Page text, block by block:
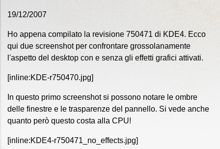
19/12/2007
Ho appena compilato la revisione 750471 di KDE4. Ecco
qui due screenshot per confrontare grossolanamente
l'aspetto del desktop con e senza gli effetti grafici attivati.
[inline:KDE-r750470.jpg]
In questo primo screenshot si possono notare le ombre
delle finestre e le trasparenze del pannello. Si vede anche
quanto però questo costa alla CPU!
[inline:KDE4-r750471_no_effects.jpg]